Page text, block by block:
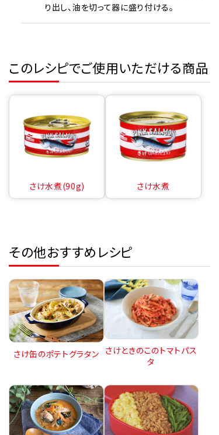
り出し、油を切って器に盛り付ける。
このレシピでご使用いただける商品
さけ水煮(90g) さけ水煮
その他おすすめレシピ
さけ缶のポテトグラタン さけときのこのトマトパス
タ